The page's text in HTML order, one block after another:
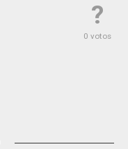
?
0 votos